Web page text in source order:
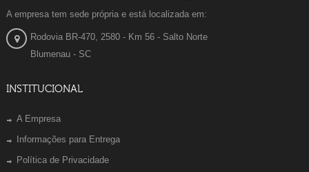
A empresa tem sede própria e está localizada em:
Rodovia BR-470, 2580 - Km 56 - Salto Norte
Blumenau - SC
INSTITUCIONAL
A Empresa
Informações para Entrega
Política de Privacidade